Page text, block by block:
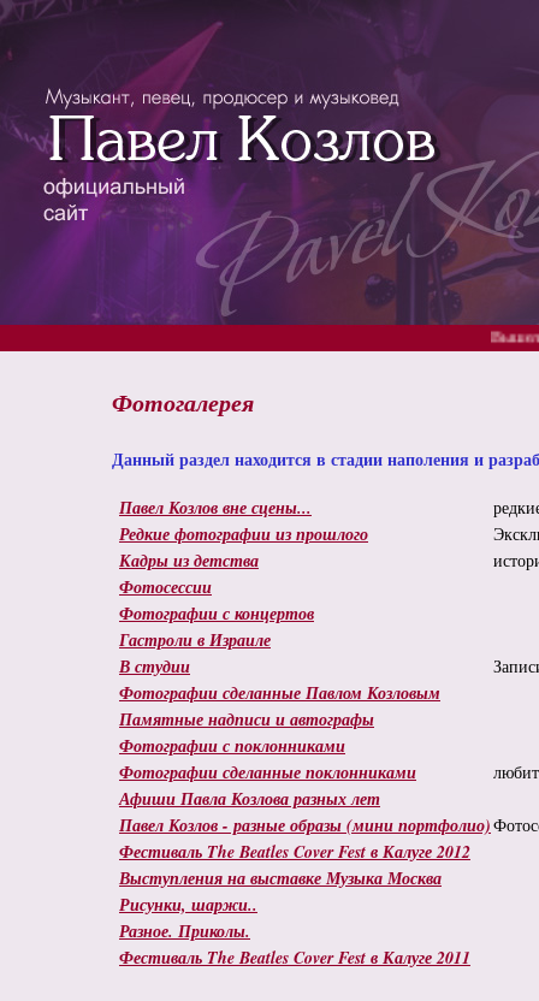
Вышел новый юбилейный
Фотогалерея
Данный раздел находится в стадии наполения и
Павел Козлов вне сцены...
Редкие фотографии из прошлого
Кадры из детства
Фотосессии
Фотографии с концертов
Гастроли в Израиле
В студии
Фотографии сделанные Павлом Козловым
Памятные надписи и автографы
Фотографии с поклонниками
Фотографии сделанные поклонниками
Афиши Павла Козлова разных лет
Павел Козлов - разные образы (мини портфолио)
Фестиваль The Beatles Cover Fest в Калуге 2012
Выступления на выставке Музыка Москва
Рисунки, шаржи..
Разное. Приколы.
Фестиваль The Beatles Cover Fest в Калуге 2011